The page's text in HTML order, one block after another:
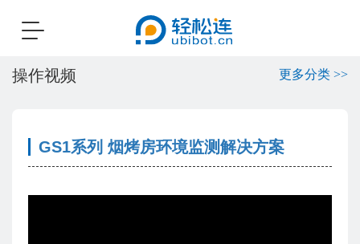
Toggle
操作视频 更多分类 >>
GS1系列 烟烤房环境监测解决方案